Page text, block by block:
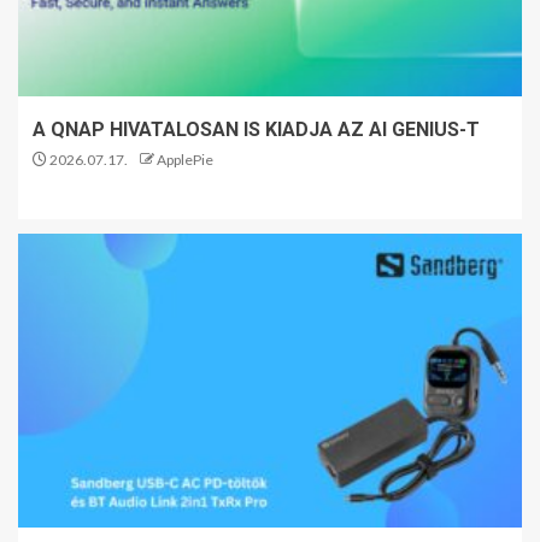
A QNAP HIVATALOSAN IS KIADJA AZ AI GENIUS-T
2026.07.17. ApplePie